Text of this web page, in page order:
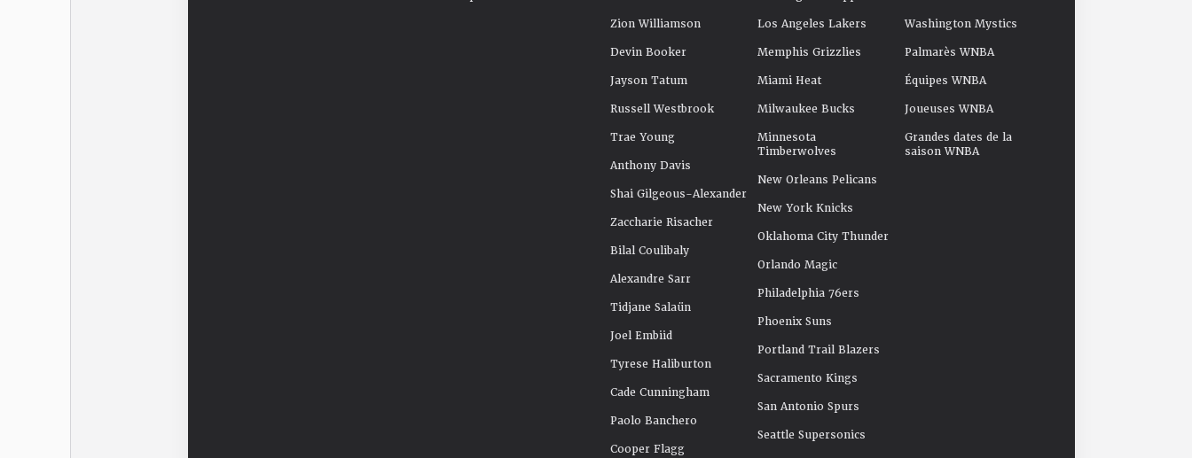
Zion Williamson
Devin Booker
Jayson Tatum
Russell Westbrook
Trae Young
Anthony Davis
Shai Gilgeous-Alexander
Zaccharie Risacher
Bilal Coulibaly
Alexandre Sarr
Tidjane Salaün
Joel Embiid
Tyrese Haliburton
Cade Cunningham
Paolo Banchero
Cooper Flagg
Los Angeles Lakers
Memphis Grizzlies
Miami Heat
Milwaukee Bucks
Minnesota
Timberwolves
New Orleans Pelicans
New York Knicks
Oklahoma City Thunder
Orlando Magic
Philadelphia 76ers
Phoenix Suns
Portland Trail Blazers
Sacramento Kings
San Antonio Spurs
Seattle Supersonics
Washington Mystics
Palmarès WNBA
Équipes WNBA
Joueuses WNBA
Grandes dates de la
saison WNBA